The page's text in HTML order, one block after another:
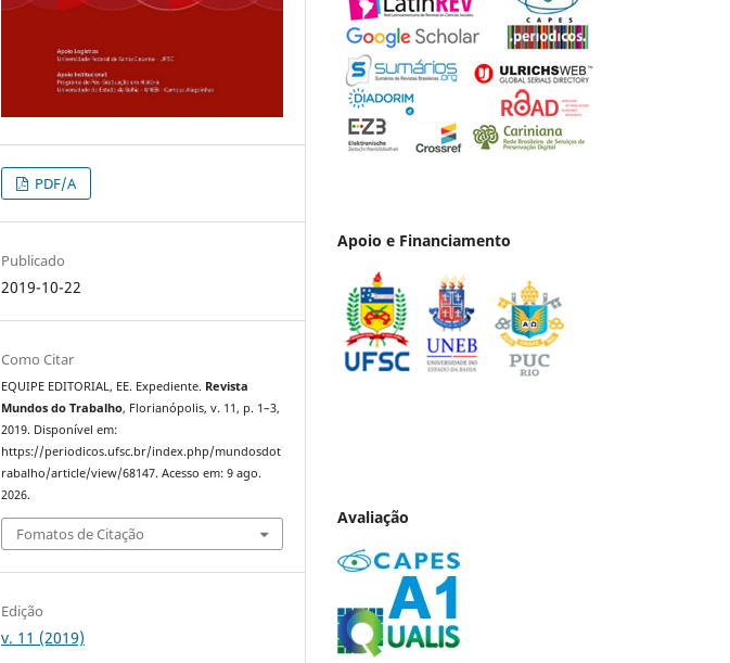
PDF/A
Publicado
2019-10-22
Como Citar
EQUIPE EDITORIAL, EE. Expediente. Revista
Mundos do Trabalho, Florianópolis, v. 11, p. 1–3,
2019. Disponível em:
https://periodicos.ufsc.br/index.php/mundosdot
rabalho/article/view/68147. Acesso em: 9 ago.
2026.
Fomatos de Citação
Edição
v. 11 (2019)
Apoio e Financiamento
Avaliação